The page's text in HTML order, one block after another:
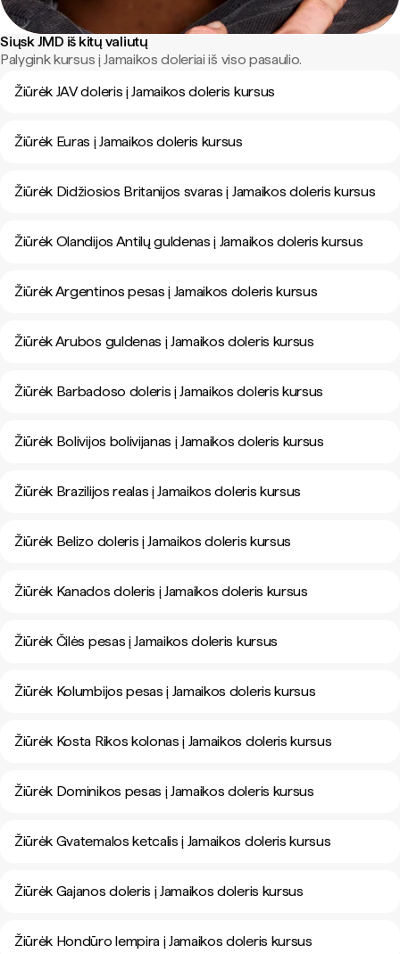
Siųsk JMD iš kitų valiutų
Palygink kursus į Jamaikos doleriai iš viso pasaulio.
Žiūrėk JAV doleris į Jamaikos doleris kursus
Žiūrėk Euras į Jamaikos doleris kursus
Žiūrėk Didžiosios Britanijos svaras į Jamaikos doleris kursus
Žiūrėk Olandijos Antilų guldenas į Jamaikos doleris kursus
Žiūrėk Argentinos pesas į Jamaikos doleris kursus
Žiūrėk Arubos guldenas į Jamaikos doleris kursus
Žiūrėk Barbadoso doleris į Jamaikos doleris kursus
Žiūrėk Bolivijos bolivijanas į Jamaikos doleris kursus
Žiūrėk Brazilijos realas į Jamaikos doleris kursus
Žiūrėk Belizo doleris į Jamaikos doleris kursus
Žiūrėk Kanados doleris į Jamaikos doleris kursus
Žiūrėk Čilės pesas į Jamaikos doleris kursus
Žiūrėk Kolumbijos pesas į Jamaikos doleris kursus
Žiūrėk Kosta Rikos kolonas į Jamaikos doleris kursus
Žiūrėk Dominikos pesas į Jamaikos doleris kursus
Žiūrėk Gvatemalos ketcalis į Jamaikos doleris kursus
Žiūrėk Gajanos doleris į Jamaikos doleris kursus
Žiūrėk Hondūro lempira į Jamaikos doleris kursus